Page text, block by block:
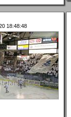
18:48:48